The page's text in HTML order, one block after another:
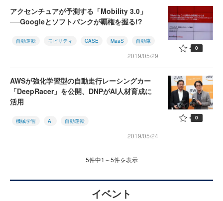
アクセンチュアが予測する「Mobility 3.0」
──Googleとソフトバンクが覇権を握る!?
自動運転 モビリティ CASE MaaS 自動車
2019/05/29
0
AWSが強化学習型の自動走行レーシングカー
「DeepRacer」を公開、DNPがAI人材育成に
活用
機械学習 AI 自動運転
2019/05/24
0
5件中1～5件を表示
イベント